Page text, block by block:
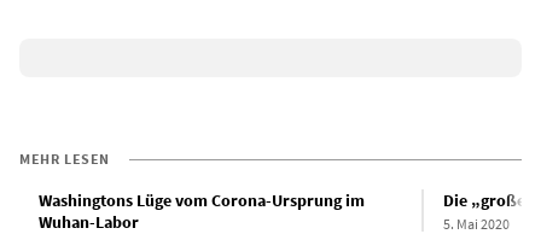
MEHR LESEN
Washingtons Lüge vom Corona-Ursprung im
Wuhan-Labor
Die „große
5. Mai 2020